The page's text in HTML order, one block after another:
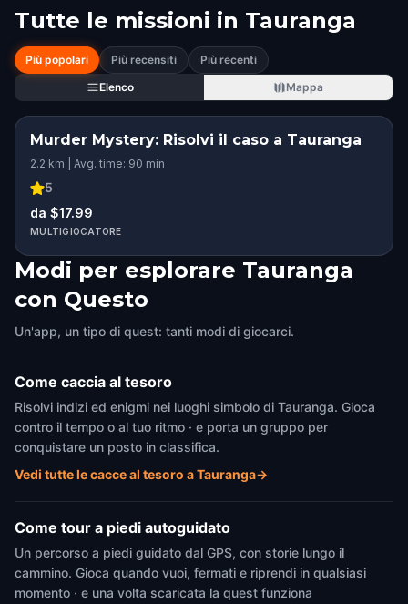
Tutte le missioni in Tauranga
Più popolari Più recensiti
Più recenti
Elenco
Mappa
Murder Mystery: Risolvi il caso a Tauranga
2.2 km | Avg. time: 90 min
5
da $17.99
MULTIGIOCATORE
Modi per esplorare Tauranga
con Questo
Un'app, un tipo di quest: tanti modi di giocarci.
Come caccia al tesoro
Risolvi indizi ed enigmi nei luoghi simbolo di Tauranga. Gioca
contro il tempo o al tuo ritmo · e porta un gruppo per
conquistare un posto in classifica.
Vedi tutte le cacce al tesoro a Tauranga→
Come tour a piedi autoguidato
Un percorso a piedi guidato dal GPS, con storie lungo il
cammino. Gioca quando vuoi, fermati e riprendi in qualsiasi
momento · e una volta scaricata la quest funziona